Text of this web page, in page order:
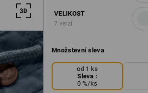
VELIKOST
7 verzí
Množstevní sleva
od 1 ks
Sleva :
0 %/ ks